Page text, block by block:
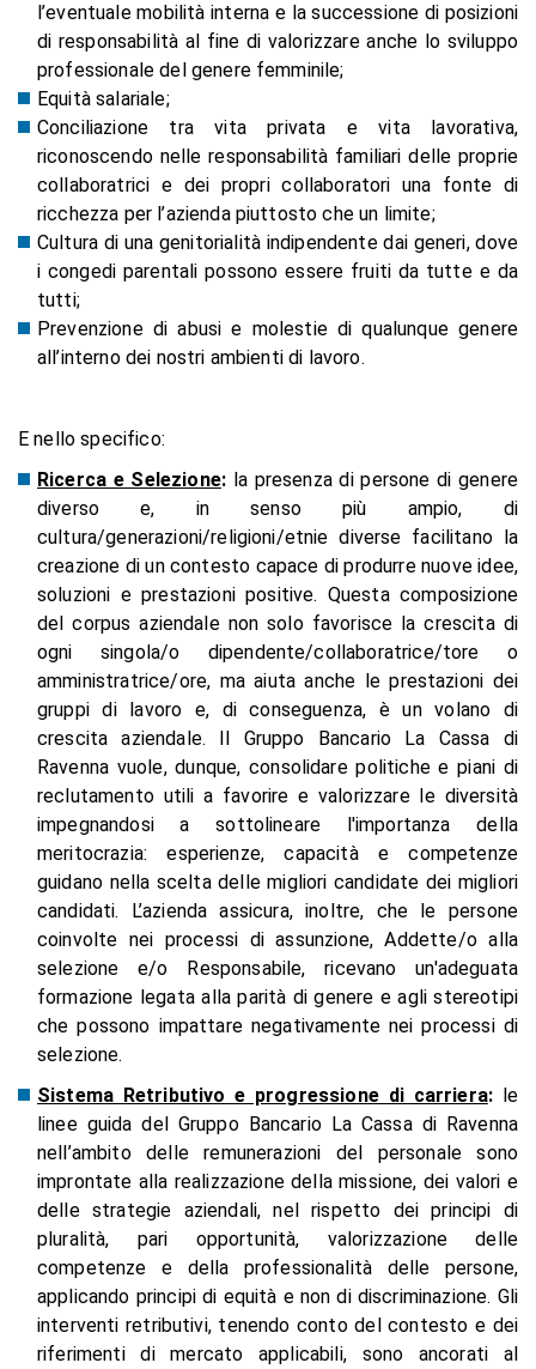
l’eventuale mobilità interna e la successione di posizioni
di responsabilità al fine di valorizzare anche lo sviluppo
professionale del genere femminile;
Equità salariale;
Conciliazione tra vita privata e vita lavorativa,
riconoscendo nelle responsabilità familiari delle proprie
collaboratrici e dei propri collaboratori una fonte di
ricchezza per l’azienda piuttosto che un limite;
Cultura di una genitorialità indipendente dai generi, dove
i congedi parentali possono essere fruiti da tutte e da
tutti;
Prevenzione di abusi e molestie di qualunque genere
all’interno dei nostri ambienti di lavoro.
E nello specifico:
Ricerca e Selezione: la presenza di persone di genere
diverso e, in senso più ampio, di
cultura/generazioni/religioni/etnie diverse facilitano la
creazione di un contesto capace di produrre nuove idee,
soluzioni e prestazioni positive. Questa composizione
del corpus aziendale non solo favorisce la crescita di
ogni singola/o dipendente/collaboratrice/tore o
amministratrice/ore, ma aiuta anche le prestazioni dei
gruppi di lavoro e, di conseguenza, è un volano di
crescita aziendale. Il Gruppo Bancario La Cassa di
Ravenna vuole, dunque, consolidare politiche e piani di
reclutamento utili a favorire e valorizzare le diversità
impegnandosi a sottolineare l'importanza della
meritocrazia: esperienze, capacità e competenze
guidano nella scelta delle migliori candidate dei migliori
candidati. L’azienda assicura, inoltre, che le persone
coinvolte nei processi di assunzione, Addette/o alla
selezione e/o Responsabile, ricevano un'adeguata
formazione legata alla parità di genere e agli stereotipi
che possono impattare negativamente nei processi di
selezione.
Sistema Retributivo e progressione di carriera: le
linee guida del Gruppo Bancario La Cassa di Ravenna
nell’ambito delle remunerazioni del personale sono
improntate alla realizzazione della missione, dei valori e
delle strategie aziendali, nel rispetto dei principi di
pluralità, pari opportunità, valorizzazione delle
competenze e della professionalità delle persone,
applicando principi di equità e non di discriminazione. Gli
interventi retributivi, tenendo conto del contesto e dei
riferimenti di mercato applicabili, sono ancorati al